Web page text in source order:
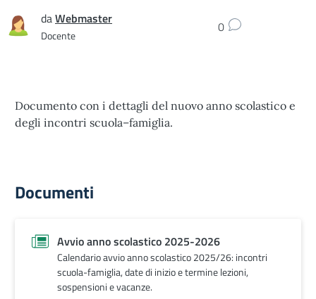
daWebmaster
Docente 0
Documento con i dettagli del nuovo anno scolastico e
degli incontri scuola–famiglia.
Documenti
Avvio anno scolastico 2025-2026
Calendario avvio anno scolastico 2025/26: incontri
scuola-famiglia, date di inizio e termine lezioni,
sospensioni e vacanze.